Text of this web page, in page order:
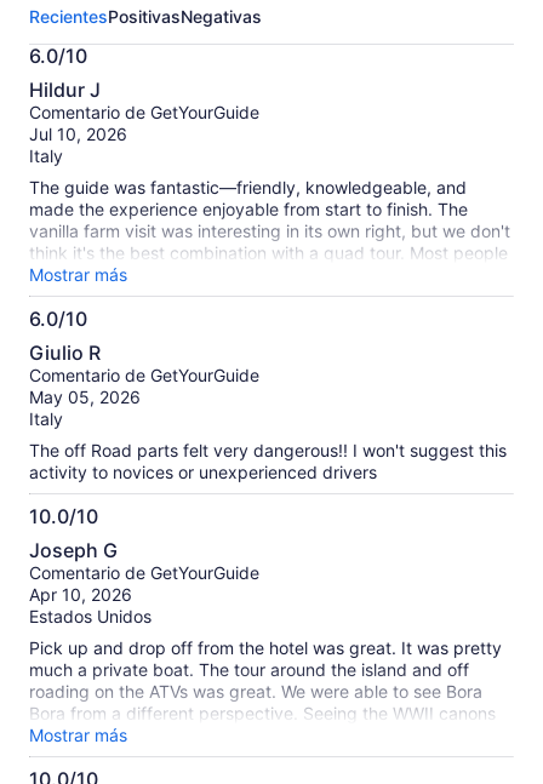
esta
actividad.
Más
información
sobre
nuestras
opiniones
RecientesPositivasNegativas
6.0/10
6.0
de
10
Hildur J
Comentario de GetYourGuide
Jul 10, 2026
Italy
The guide was fantastic—friendly, knowledgeable, and
made the experience enjoyable from start to finish. The
vanilla farm visit was interesting in its own right, but we don't
think it's the best combination with a quad tour. Most people
book a quad excursion expecting an adventurous off-road
experience, and the stop at the vanilla farm changes the
pace quite a bit. The biggest downside was that too much of
road trails or in the countryside. The tour was enjoyable
overall, but we were hoping for more time exploring nature
and less time riding on paved roads. the tour is too
expensive for what it includes
Mostrar más
6.0/10
6.0
de
10
Giulio R
Comentario de GetYourGuide
May 05, 2026
Italy
The off Road parts felt very dangerous!! I won't suggest this
activity to novices or unexperienced drivers
10.0/10
10.0
de
10
Joseph G
Comentario de GetYourGuide
Apr 10, 2026
Estados Unidos
Pick up and drop off from the hotel was great. It was pretty
much a private boat. The tour around the island and off
roading on the ATVs was great. We were able to see Bora
Bora from a different perspective. Seeing the WWII canons
at the end was excellent. We pretty much had a private tour
(two + guide). Highly recommend H as your guide, he was
excellent. He does all types of tours from this establishment.
Mostrar más